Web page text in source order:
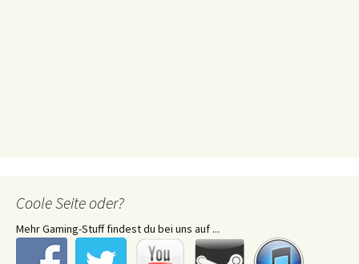
Coole Seite oder?
Mehr Gaming-Stuff findest du bei uns auf ...